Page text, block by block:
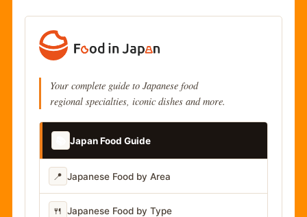
Your complete guide to Japanese food
regional specialties, iconic dishes and more.
Japan Food Guide
📍 Japanese Food by Area
🍴 Japanese Food by Type